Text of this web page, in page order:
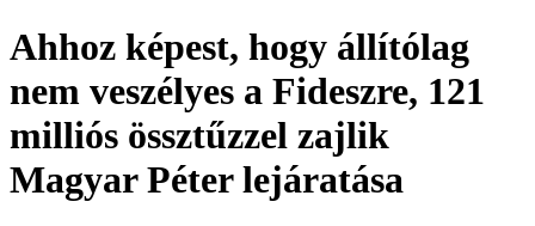
Ahhoz képest, hogy állítólag
nem veszélyes a Fideszre, 121
milliós össztűzzel zajlik
Magyar Péter lejáratása